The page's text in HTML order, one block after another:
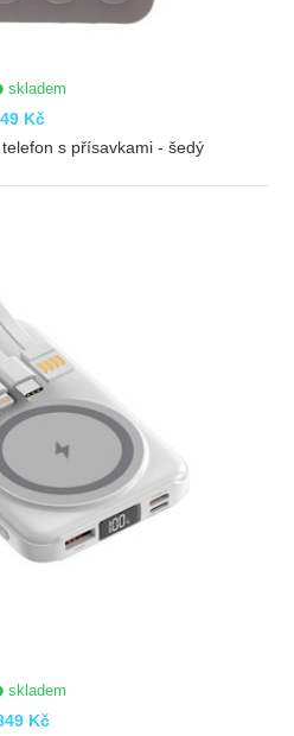
skladem
49 Kč
s přísavkami - šedý
skladem
Kč